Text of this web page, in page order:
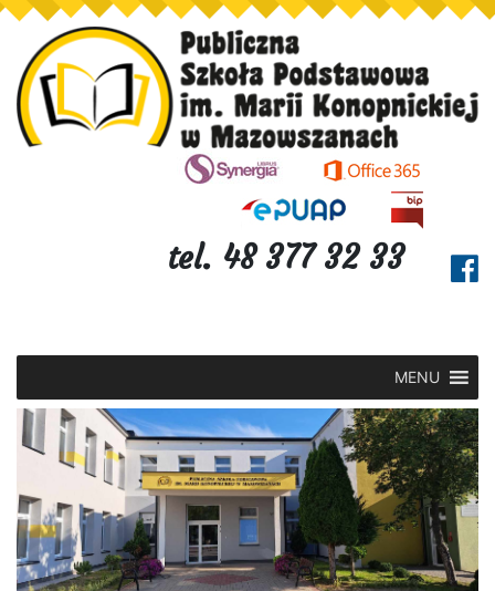
tel. 48 377 32 33
MENU